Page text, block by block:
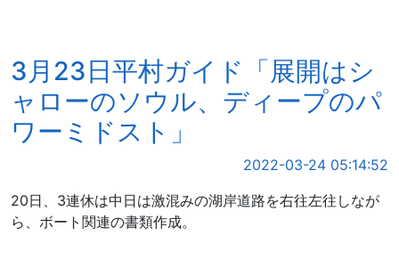
3月23日平村ガイド「展開はシ
ャローのソウル、ディープのパ
ワーミドスト」
2022-03-24 05:14:52
20日、3連休は中日は激混みの湖岸道路を右往左往しなが
ら、ボート関連の書類作成。